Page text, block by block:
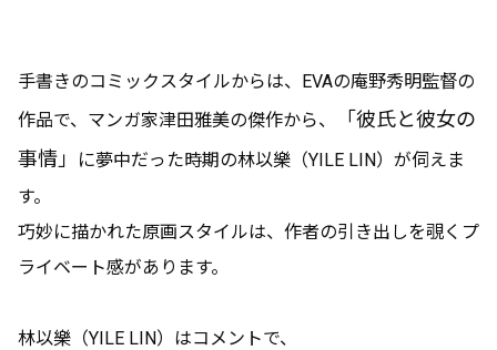
手書きのコミックスタイルからは、EVAの庵野秀明監督の
作品で、マンガ家津田雅美の傑作から、
「彼氏と彼女の
事情」
に夢中だった時期の林以樂（YILE LIN）が伺えま
す。
巧妙に描かれた原画スタイルは、作者の引き出しを覗くプ
ライベート感があります。
林以樂（YILE LIN）はコメントで、